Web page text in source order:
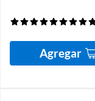
Agregar